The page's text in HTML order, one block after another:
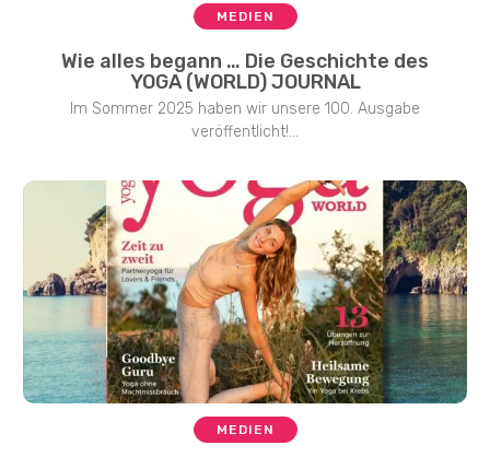
MEDIEN
Wie alles begann … Die Geschichte des
YOGA (WORLD) JOURNAL
Im Sommer 2025 haben wir unsere 100. Ausgabe
veröffentlicht!...
MEDIEN